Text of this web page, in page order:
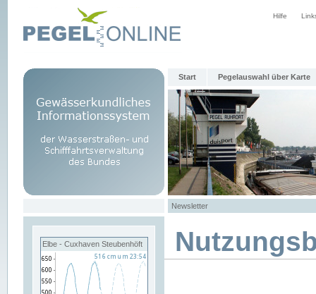
Hilfe
Start Pegelauswahl über Karte
Newsletter
Elbe - Cuxhaven Steubenhöft